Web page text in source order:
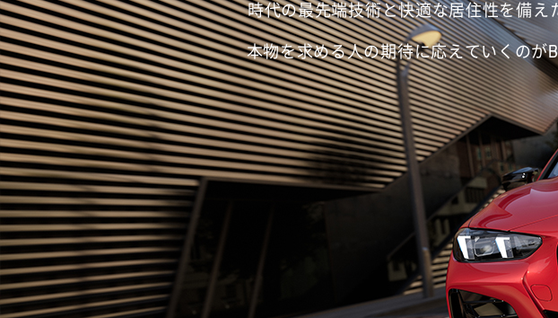
時代の最先端技術と快適な居住性を備
本物を求める人の期待に応えていくのが